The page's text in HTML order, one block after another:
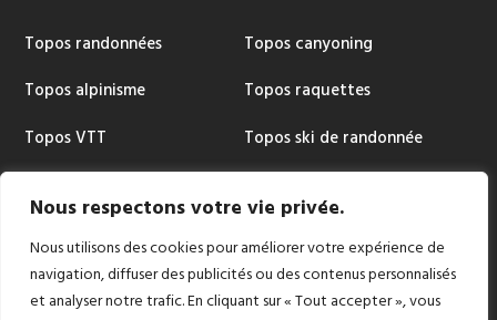
Nous respectons votre vie privée.
Nous utilisons des cookies pour améliorer votre expérience de
navigation, diffuser des publicités ou des contenus personnalisés
et analyser notre trafic. En cliquant sur « Tout accepter », vous
Topos randonnées
Topos alpinisme
Topos VTT
Topos canyoning
Topos raquettes
Topos ski de randonnée